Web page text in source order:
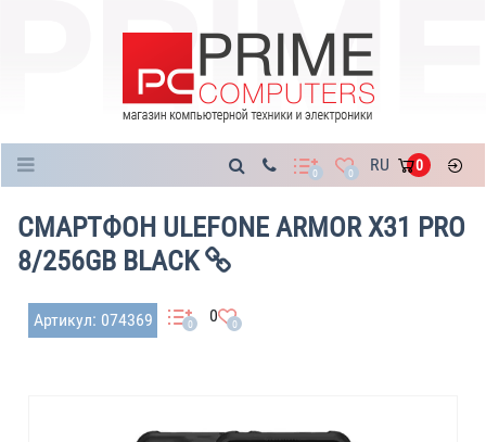
0 0 RU 0
СМАРТФОН ULEFONE ARMOR X31 PRO
8/256GB BLACK
Артикул: 074369 0 0 0